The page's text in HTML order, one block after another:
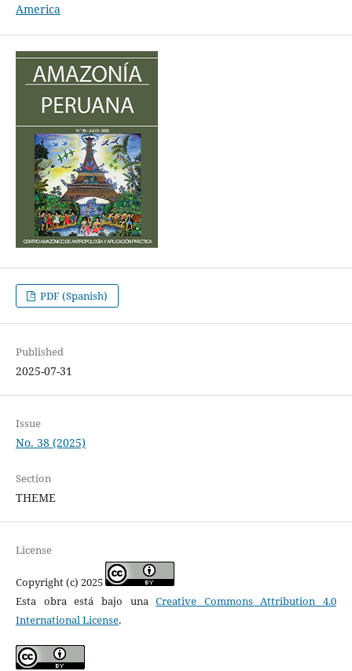
America
PDF (Spanish)
Published
2025-07-31
Issue
No. 38 (2025)
Section
THEME
License
Copyright (c) 2025
Esta obra está bajo unaCreative Commons Attribution 4.0
International License.